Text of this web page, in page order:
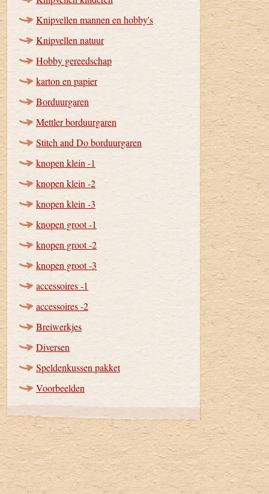
Knipvellen mannen en hobby's
Knipvellen natuur
Hobby gereedschap
karton en papier
Borduurgaren
Mettler borduurgaren
Stitch and Do borduurgaren
knopen klein -1
knopen klein -2
knopen klein -3
knopen groot -1
knopen groot -2
knopen groot -3
accessoires -1
accessoires -2
Breiwerkjes
Diversen
Speldenkussen pakket
Voorbeelden